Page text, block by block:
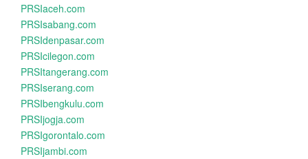
PRSIaceh.com
PRSIsabang.com
PRSIdenpasar.com
PRSIcilegon.com
PRSItangerang.com
PRSIserang.com
PRSIbengkulu.com
PRSIjogja.com
PRSIgorontalo.com
PRSIjambi.com